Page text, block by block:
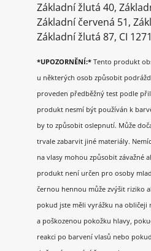
Základní žlutá 40,
Základní červená 51,
Základní žlutá 87, CI
*UPOZORNĚNÍ:* Tento produkt
u některých osob způsobit
proveden předběžný test podle
produkt nesmí být používán k
by to způsobit oslepnutí. Může
trvale zabarvit jiné materiály.
na vlasy mohou způsobit závažné
produkt není určen pro osoby
černou hennou může zvýšit riziko
pokud jste měli vyrážku na
a poškozenou pokožku hlavy,
reakci po barvení vlasů nebo